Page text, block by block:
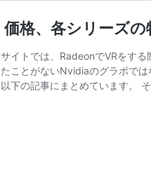
格、各シリーズ
イトでは、RadeonでVRをする
ことがないNvidiaのグラボで
下の記事にまとめています。